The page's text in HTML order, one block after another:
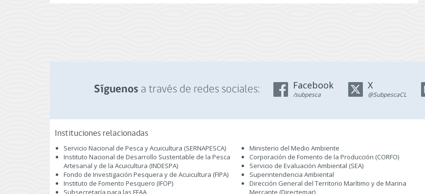
Síguenos a través de redes sociales: Facebook
/subpesca
X
@SubpescaCL
Instituciones relacionadas
Servicio Nacional de Pesca y Acuicultura (SERNAPESCA)
Instituto Nacional de Desarrollo Sustentable de la Pesca
Artesanal y de la Acuicultura (INDESPA)
Fondo de Investigación Pesquera y de Acuicultura (FIPA)
Instituto de Fomento Pesquero (IFOP)
Subsecretaría para las FFAA
Ministerio del Medio Ambiente
Corporación de Fomento de la Producción (CORFO)
Servicio de Evaluación Ambiental (SEA)
Superintendencia Ambiental
Dirección General del Territorio Marítimo y de Marina
Mercante (Directemar)